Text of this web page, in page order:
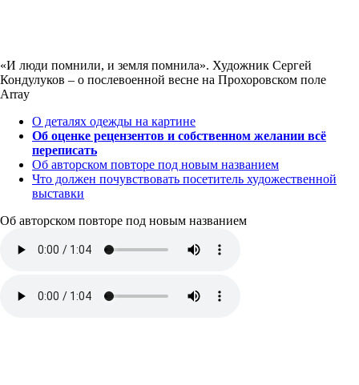
«И люди помнили, и земля помнила». Художник Сергей
Кондулуков – о послевоенной весне на Прохоровском поле
Array
О деталях одежды на картине
Об оценке рецензентов и собственном желании всё
переписать
Об авторском повторе под новым названием
Что должен почувствовать посетитель художественной
выставки
Об авторском повторе под новым названием